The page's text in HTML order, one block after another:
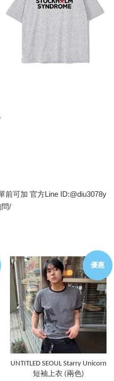
前可加 官方Line ID:@diu3078y
問/
優惠
UNTITLED SEOUL Starry Unicorn
短袖上衣 (兩色)